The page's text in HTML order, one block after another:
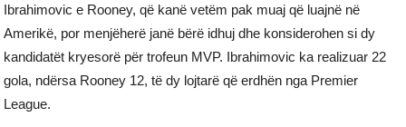
Ibrahimovic e Rooney, që kanë vetëm pak muaj që luajnë në
Amerikë, por menjëherë janë bërë idhuj dhe konsiderohen si dy
kandidatët kryesorë për trofeun MVP. Ibrahimovic ka realizuar 22
gola, ndërsa Rooney 12, të dy lojtarë që erdhën nga Premier
League.